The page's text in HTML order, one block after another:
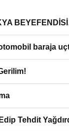
baraja
Tehdit